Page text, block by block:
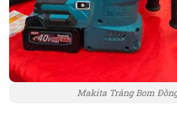
Makita Trảng Bom